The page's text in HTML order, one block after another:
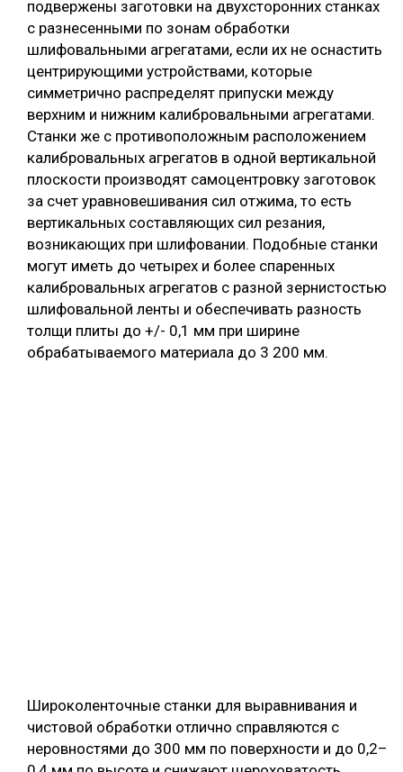
подвержены заготовки на двухсторонних станках
с разнесенными по зонам обработки
шлифовальными агрегатами, если их не оснастить
центрирующими устройствами, которые
симметрично распределят припуски между
верхним и нижним калибровальными агрегатами.
Станки же с противоположным расположением
калибровальных агрегатов в одной вертикальной
плоскости производят самоцентровку заготовок
за счет уравновешивания сил отжима, то есть
вертикальных составляющих сил резания,
возникающих при шлифовании. Подобные станки
могут иметь до четырех и более спаренных
калибровальных агрегатов с разной зернистостью
шлифовальной ленты и обеспечивать разность
толщи плиты до +/- 0,1 мм при ширине
обрабатываемого материала до 3 200 мм.
Широколенточные станки для выравнивания и
чистовой обработки отлично справляются с
неровностями до 300 мм по поверхности и до 0,2–